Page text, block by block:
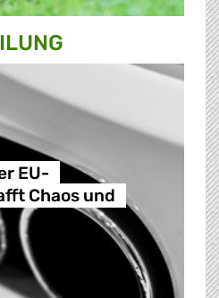
EU-
Chaos und